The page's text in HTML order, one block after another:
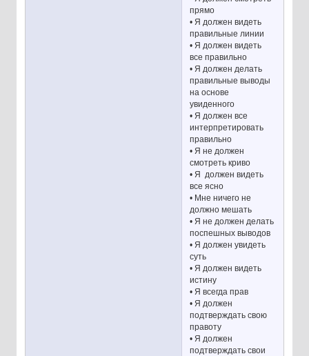
прямо
• Я должен видеть
правильные линии
• Я должен видеть
все правильно
• Я должен делать
правильные выводы
на основе
увиденного
• Я должен все
интерпретировать
правильно
• Я не должен
смотреть криво
• Я должен видеть
все ясно
• Мне ничего не
должно мешать
• Я не должен делать
поспешных выводов
• Я должен увидеть
суть
• Я должен видеть
истину
• Я всегда прав
• Я должен
подтверждать свою
правоту
• Я должен
подтверждать свои